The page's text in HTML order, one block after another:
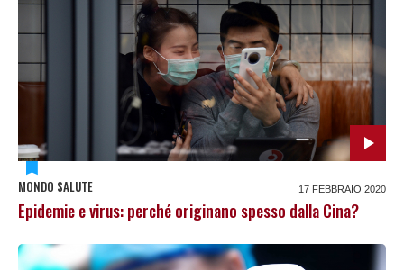
MONDO SALUTE 17 FEBBRAIO 2020
Epidemie e virus: perché originano spesso dalla Cina?